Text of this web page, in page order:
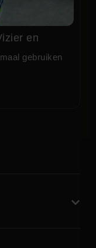
en
gebruiken